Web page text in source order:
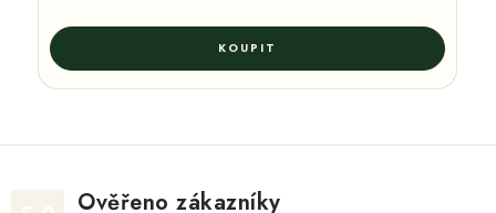
Ověřeno zákazníky